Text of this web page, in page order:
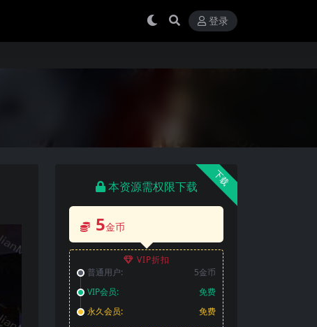
登录
下载
本资源需权限下载
5金币
VIP折扣
普通用户:
5金币
VIP会员:
免费
永久会员:
免费